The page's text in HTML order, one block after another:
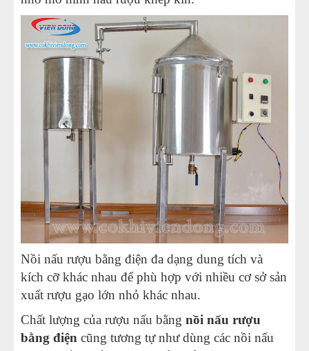
Nồi nấu rượu bằng điện đa dạng dung tích và
kích cỡ khác nhau để phù hợp với nhiều cơ sở sản
xuất rượu gạo lớn nhỏ khác nhau.
Chất lượng của rượu nấu bằng nồi nấu rượu
bằng điện cũng tương tự như dùng các nồi nấu